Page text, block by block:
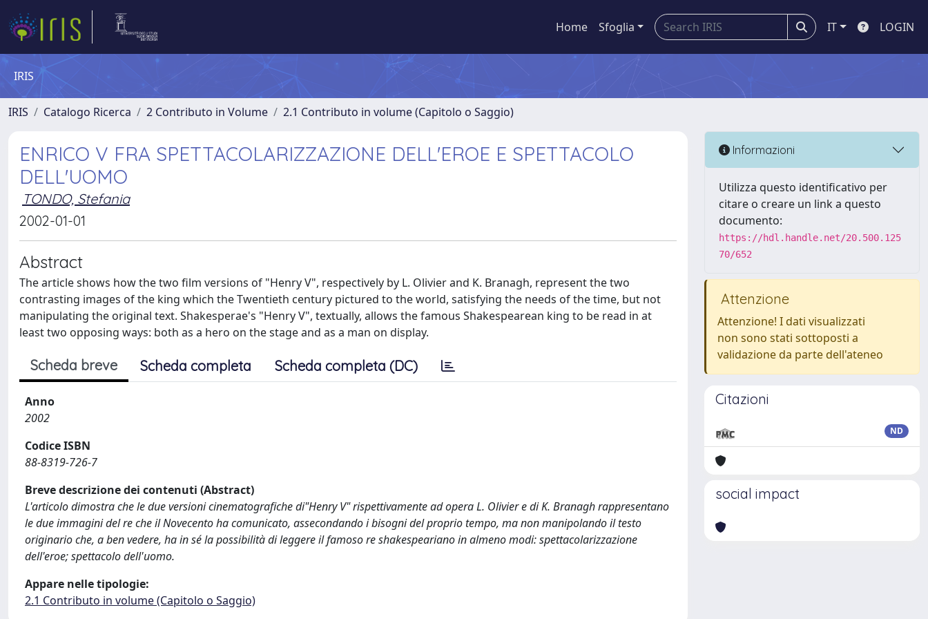
Home Sfoglia IT LOGIN
IRIS
IRIS Catalogo Ricerca 2 Contributo in Volume 2.1 Contributo in volume (Capitolo o Saggio)
ENRICO V FRA SPETTACOLARIZZAZIONE DELL'EROE E SPETTACOLO
DELL'UOMO
TONDO, Stefania
2002-01-01
Abstract
The article shows how the two film versions of "Henry V", respectively by L. Olivier and K. Branagh, represent the two
contrasting images of the king which the Twentieth century pictured to the world, satisfying the needs of the time, but not
manipulating the original text. Shakesperae's "Henry V", textually, allows the famous Shakespearean king to be read in at
least two opposing ways: both as a hero on the stage and as a man on display.
Scheda breve Scheda completa Scheda completa (DC)
Anno
2002
Codice ISBN
88-8319-726-7
Breve descrizione dei contenuti (Abstract)
L'articolo dimostra che le due versioni cinematografiche di"Henry V" rispettivamente ad opera L. Olivier e di K. Branagh rappresentano
le due immagini del re che il Novecento ha comunicato, assecondando i bisogni del proprio tempo, ma non manipolando il testo
originario che, a ben vedere, ha in sé la possibilità di leggere il famoso re shakespeariano in almeno modi: spettacolarizzazione
dell'eroe; spettacolo dell'uomo.
Appare nelle tipologie:
2.1 Contributo in volume (Capitolo o Saggio)
Informazioni
Utilizza questo identificativo per
citare o creare un link a questo
documento:
https://hdl.handle.net/20.500.125
70/652
Attenzione
Attenzione! I dati visualizzati
non sono stati sottoposti a
validazione da parte dell'ateneo
Citazioni
ND
social impact